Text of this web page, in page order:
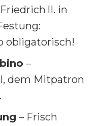
II. in
obligatorisch!
–
dem Mitpatron
– Frisch